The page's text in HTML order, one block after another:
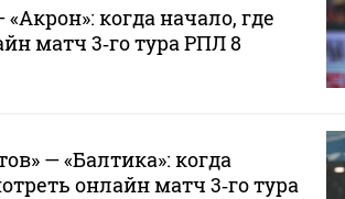
когда начало, где
матч 3‑го тура РПЛ 8
— «Балтика»: когда
онлайн матч 3‑го тура